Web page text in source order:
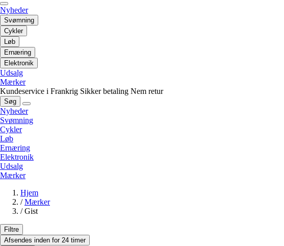
Nyheder
Svømning
Cykler
Løb
Ernæring
Elektronik
Udsalg
Mærker
Kundeservice i Frankrig Sikker betaling Nem retur
Søg
Nyheder
Svømning
Cykler
Løb
Ernæring
Elektronik
Udsalg
Mærker
Hjem
/ Mærker
/ Gist
Filtre
Afsendes inden for 24 timer